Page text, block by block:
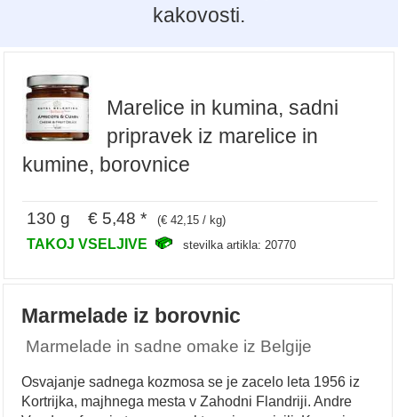
kakovosti.
Marelice in kumina, sadni
pripravek iz marelice in
kumine, borovnice
130 g € 5,48 * (€ 42,15 / kg)
TAKOJ VSELJIVE stevilka artikla: 20770
Marmelade iz borovnic
Marmelade in sadne omake iz Belgije
Osvajanje sadnega kozmosa se je zacelo leta 1956 iz
Kortrijka, majhnega mesta v Zahodni Flandriji. Andre